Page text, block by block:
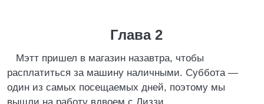
Глава 2
Мэтт пришел в магазин назавтра, чтобы
расплатиться за машину наличными. Суббота —
один из самых посещаемых дней, поэтому мы